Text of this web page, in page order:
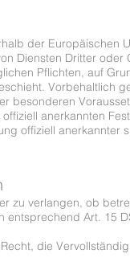
der Europäischen
Diensten Dritter
Pflichten, auf
Vorbehaltlich
besonderen
anerkannten
offiziell
zu verlangen, ob
entsprechend Art. 15
die